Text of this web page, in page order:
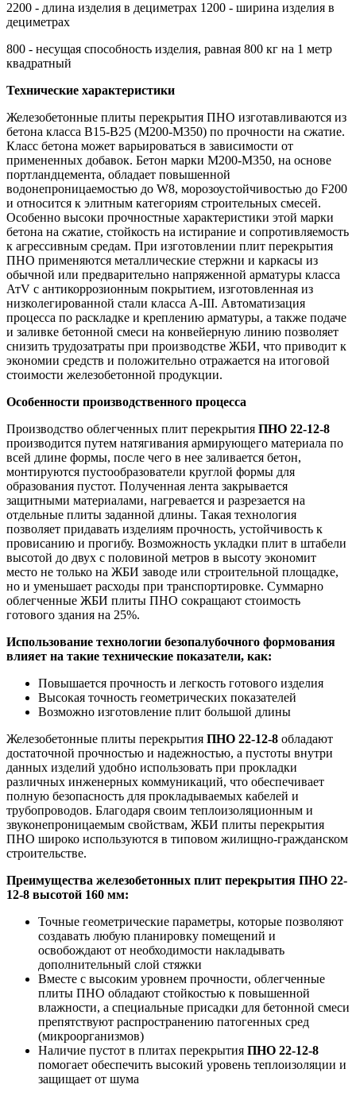
2200 - длина изделия в дециметрах 1200 - ширина изделия в
дециметрах
800 - несущая способность изделия, равная 800 кг на 1 метр
квадратный
Технические характеристики
Железобетонные плиты перекрытия ПНО изготавливаются из
бетона класса В15-B25 (М200-М350) по прочности на сжатие.
Класс бетона может варьироваться в зависимости от
примененных добавок. Бетон марки М200-М350, на основе
портландцемента, обладает повышенной
водонепроницаемостью до W8, морозоустойчивостью до F200
и относится к элитным категориям строительных смесей.
Особенно высоки прочностные характеристики этой марки
бетона на сжатие, стойкость на истирание и сопротивляемость
к агрессивным средам. При изготовлении плит перекрытия
ПНО применяются металлические стержни и каркасы из
обычной или предварительно напряженной арматуры класса
АтV с антикоррозионным покрытием, изготовленная из
низколегированной стали класса А-III. Автоматизация
процесса по раскладке и креплению арматуры, а также подаче
и заливке бетонной смеси на конвейерную линию позволяет
снизить трудозатраты при производстве ЖБИ, что приводит к
экономии средств и положительно отражается на итоговой
стоимости железобетонной продукции.
Особенности производственного процесса
Производство облегченных плит перекрытия ПНО 22-12-8
производится путем натягивания армирующего материала по
всей длине формы, после чего в нее заливается бетон,
монтируются пустообразователи круглой формы для
образования пустот. Полученная лента закрывается
защитными материалами, нагревается и разрезается на
отдельные плиты заданной длины. Такая технология
позволяет придавать изделиям прочность, устойчивость к
провисанию и прогибу. Возможность укладки плит в штабели
высотой до двух с половиной метров в высоту экономит
место не только на ЖБИ заводе или строительной площадке,
но и уменьшает расходы при транспортировке. Суммарно
облегченные ЖБИ плиты ПНО сокращают стоимость
готового здания на 25%.
Использование технологии безопалубочного формования
влияет на такие технические показатели, как:
Повышается прочность и легкость готового изделия
Высокая точность геометрических показателей
Возможно изготовление плит большой длины
Железобетонные плиты перекрытия ПНО 22-12-8 обладают
достаточной прочностью и надежностью, а пустоты внутри
данных изделий удобно использовать при прокладки
различных инженерных коммуникаций, что обеспечивает
полную безопасность для прокладываемых кабелей и
трубопроводов. Благодаря своим теплоизоляционным и
звуконепроницаемым свойствам, ЖБИ плиты перекрытия
ПНО широко используются в типовом жилищно-гражданском
строительстве.
Преимущества железобетонных плит перекрытия ПНО 22-
12-8 высотой 160 мм:
Точные геометрические параметры, которые позволяют
создавать любую планировку помещений и
освобождают от необходимости накладывать
дополнительный слой стяжки
Вместе с высоким уровнем прочности, облегченные
плиты ПНО обладают стойкостью к повышенной
влажности, а специальные присадки для бетонной смеси
препятствуют распространению патогенных сред
(микроорганизмов)
Наличие пустот в плитах перекрытия ПНО 22-12-8
помогает обеспечить высокий уровень теплоизоляции и
защищает от шума